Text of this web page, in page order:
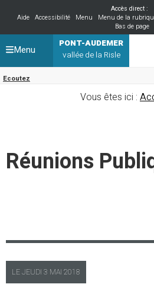
Accès direct :
Aide
Accessibilité Menu Menu de la
Bas de page
PONT-AUDEMER
vallée de la Risle
Ecoutez
Menu
Vous êtes ici :
Réunions
LEJEUDI 3 MAI 2018